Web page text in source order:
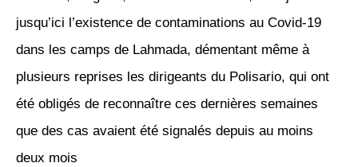
jusqu’ici l’existence de contaminations au Covid-19
dans les camps de Lahmada, démentant même à
plusieurs reprises les dirigeants du Polisario, qui ont
été obligés de reconnaître ces dernières semaines
que des cas avaient été signalés depuis au moins
deux mois